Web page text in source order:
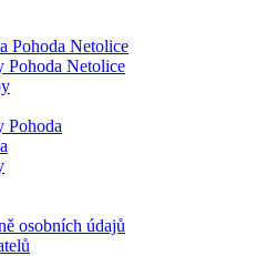
Pohoda Netolice
Pohoda Netolice
Pohoda
osobních údajů